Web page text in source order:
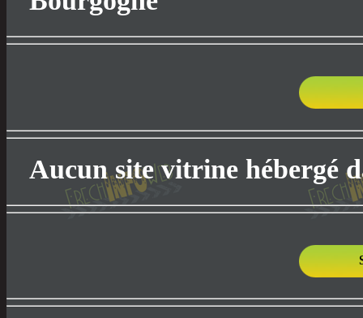
Aucun site vitrine hébergé